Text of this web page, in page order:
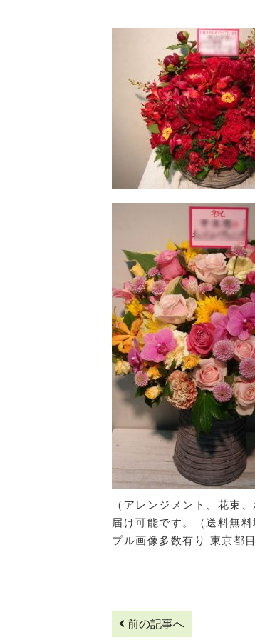
（アレンジメント、花束
届け可能です。（送料無
プル画像多数有り 東京都
前の記事へ